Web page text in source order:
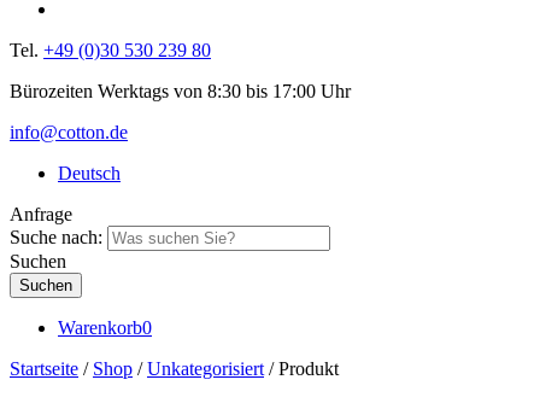
Tel. +49 (0)30 530 239 80
Bürozeiten Werktags von 8:30 bis 17:00 Uhr
info@cotton.de
Deutsch
Anfrage
Suche nach:
Suchen
Warenkorb0
Startseite / Shop /Unkategorisiert/ Produkt